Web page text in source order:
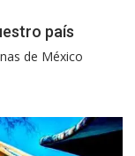
país
de México